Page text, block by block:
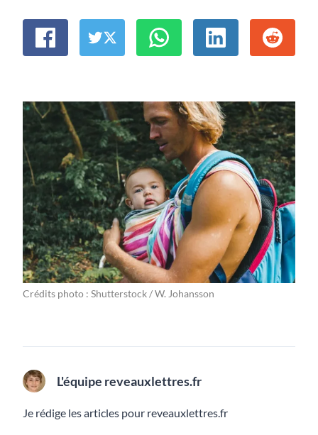
Crédits photo : Shutterstock / W. Johansson
L'équipe reveauxlettres.fr
Je rédige les articles pour reveauxlettres.fr